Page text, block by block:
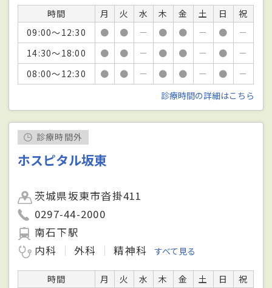
時間 月 火 水 木 金 土 日
祝
09:00～12:30
● ● － ● ● － ●
－
14:30～18:00
● ● － ● ● － ●
－
08:00～12:30
● ● － ● ● － ●
－
診療時間の詳細はこちら
診療時間外
ホスピタル坂東
茨城県坂東市沓掛411
0297-44-2000
南石下駅
内科
外科 精神科 すべて見る
時間 月 火 水 木 金 土 日
祝